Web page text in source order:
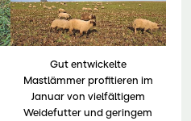
Gut entwickelte
Mastlämmer profitieren im
Januar von vielfältigem
Weidefutter und geringem